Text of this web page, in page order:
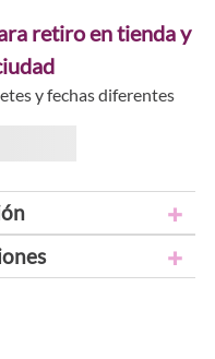
retiro en tienda y
y fechas diferentes